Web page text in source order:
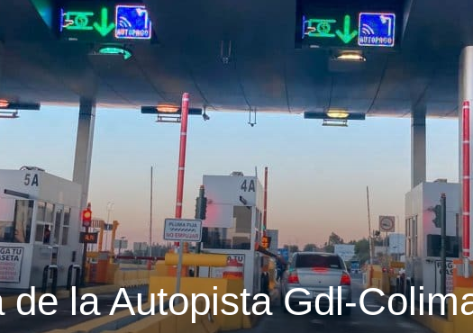
de la Autopista Gdl-